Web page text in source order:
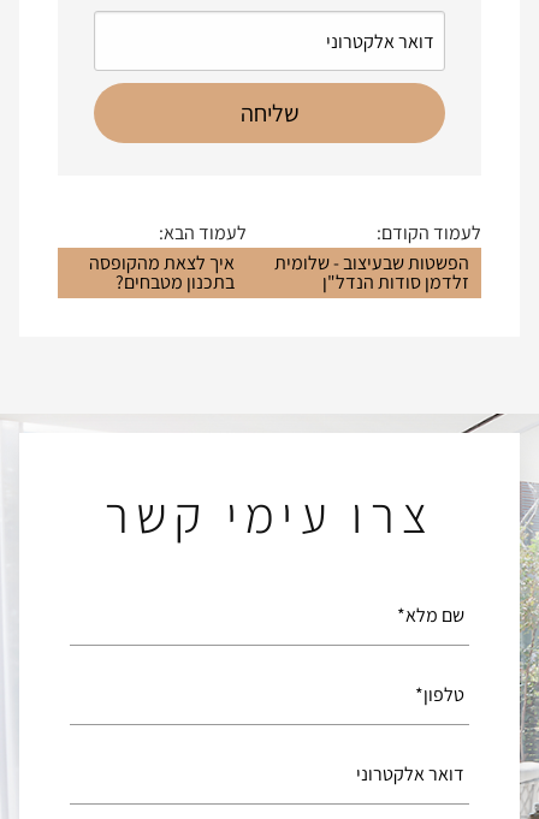
לעמוד הקודם:
הפשטות שבעיצוב - שלומית
זלדמן סודות הנדל"ן
לעמוד הבא:
איך לצאת מהקופסה
בתכנון מטבחים?
צרו עימי קשר